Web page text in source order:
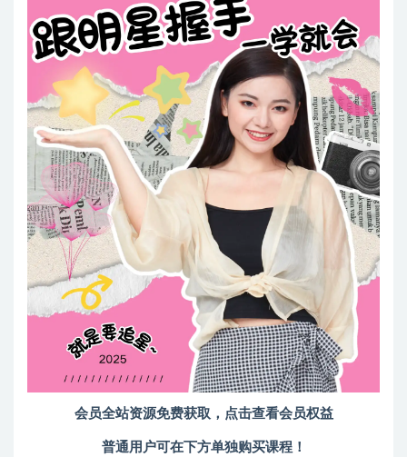
会员全站资源免费获取，点击查看会员权益
普通用户可在下方单独购买课程！